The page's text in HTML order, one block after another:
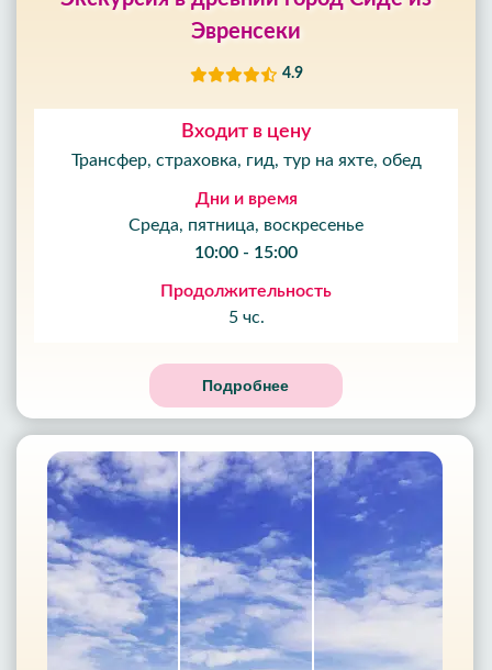
Эвренсеки
4.9
Входит в цену
Трансфер, страховка, гид, тур на яхте, обед
Дни и время
Среда, пятница, воскресенье
10:00 - 15:00
Продолжительность
5 чс.
Подробнее